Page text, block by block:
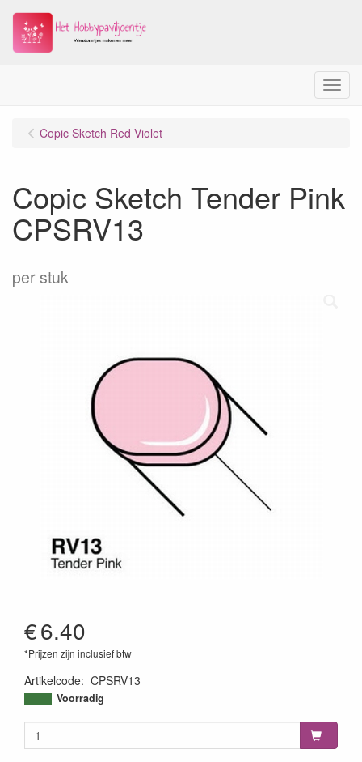
Menu
Copic Sketch Red Violet
Copic Sketch Tender Pink
CPSRV13
per stuk
€6.40
*Prijzen zijn inclusief btw
Artikelcode: CPSRV13
4511338007242
Voorradig